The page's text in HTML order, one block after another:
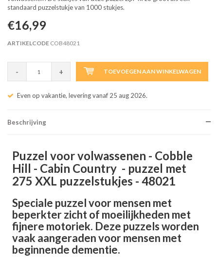
standaard puzzelstukje van 1000 stukjes.
€16,99
ARTIKELCODE COB48021
- + TOEVOEGEN AAN WINKELWAGEN
Even op vakantie, levering vanaf 25 aug 2026.
Beschrijving
Puzzel voor volwassenen - Cobble
Hill - Cabin Country - puzzel met
275 XXL puzzelstukjes - 48021
Speciale puzzel voor mensen met
beperkter zicht of moeilijkheden met
fijnere motoriek. Deze puzzels worden
vaak aangeraden voor mensen met
beginnende dementie.